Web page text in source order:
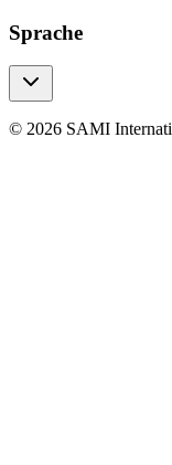
Sprache
© 2026 SAMI